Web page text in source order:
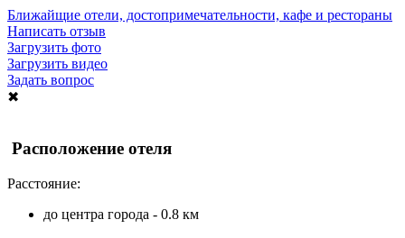
Ближайщие отели, достопримечательности, кафе и рестораны
Написать отзыв
Загрузить фото
Загрузить видео
Задать вопрос
✖
Расположение отеля
Расстояние:
до центра города - 0.8 км